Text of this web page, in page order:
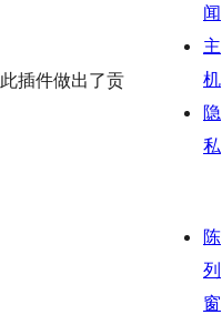
插件做出了贡
闻
主
机
隐
私
陈
列
窗